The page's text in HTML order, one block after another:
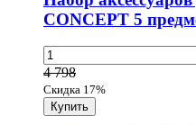
CONCEPT 5
4 798
Скидка 17%